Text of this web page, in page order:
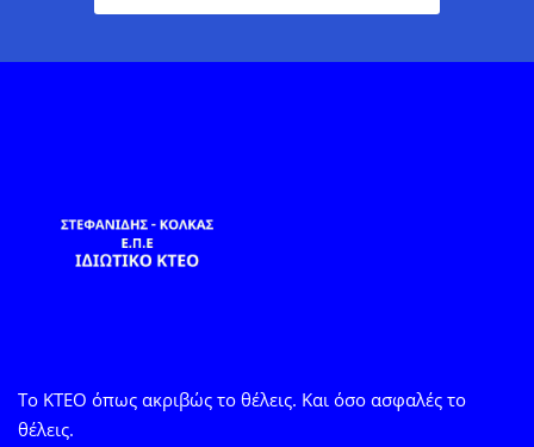
Το ΚΤΕΟ όπως ακριβώς το θέλεις. Και όσο ασφαλές το
θέλεις.